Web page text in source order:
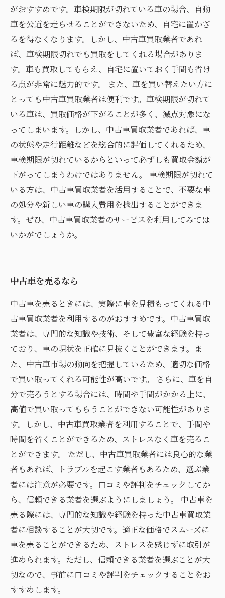
がおすすめです。車検期限が切れている車の場合、自動
車を公道を走らせることができないため、自宅に置かざ
るを得なくなります。しかし、中古車買取業者であれ
ば、車検期限切れでも買取をしてくれる場合がありま
す。車も買取してもらえ、自宅に置いておく手間も省け
る点が非常に魅力的です。 また、車を買い替えたい方に
とっても中古車買取業者は便利です。車検期限が切れて
いる車は、買取価格が下がることが多く、減点対象にな
ってしまいます。しかし、中古車買取業者であれば、車
の状態や走行距離などを総合的に評価してくれるため、
車検期限が切れているからといって必ずしも買取金額が
下がってしまうわけではありません。 車検期限が切れて
いる方は、中古車買取業者を活用することで、不要な車
の処分や新しい車の購入費用を捻出することができま
す。ぜひ、中古車買取業者のサービスを利用してみては
いかがでしょうか。
中古車を売るなら
中古車を売るときには、実際に車を見積もってくれる中
古車買取業者を利用するのがおすすめです。中古車買取
業者は、専門的な知識や技術、そして豊富な経験を持っ
ており、車の現状を正確に見抜くことができます。ま
た、中古車市場の動向を把握しているため、適切な価格
で買い取ってくれる可能性が高いです。 さらに、車を自
分で売ろうとする場合には、時間や手間がかかる上に、
高値で買い取ってもらうことができない可能性がありま
す。しかし、中古車買取業者を利用することで、手間や
時間を省くことができるため、ストレスなく車を売るこ
とができます。 ただし、中古車買取業者には良心的な業
者もあれば、トラブルを起こす業者もあるため、選ぶ業
者には注意が必要です。口コミや評判をチェックしてか
ら、信頼できる業者を選ぶようにしましょう。 中古車を
売る際には、専門的な知識や経験を持った中古車買取業
者に相談することが大切です。適正な価格でスムーズに
車を売ることができるため、ストレスを感じずに取引が
進められます。ただし、信頼できる業者を選ぶことが大
切なので、事前に口コミや評判をチェックすることをお
すすめします。